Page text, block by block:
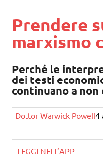
Prendere
marxismo
Perché le
dei testi
continuano a
Dottor Warwick Powell4
LEGGI NELL’APP